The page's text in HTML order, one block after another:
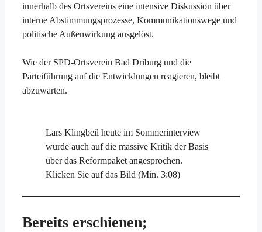
innerhalb des Ortsvereins eine intensive Diskussion über
interne Abstimmungsprozesse, Kommunikationswege und
politische Außenwirkung ausgelöst.
Wie der SPD-Ortsverein Bad Driburg und die
Parteiführung auf die Entwicklungen reagieren, bleibt
abzuwarten.
Lars Klingbeil heute im Sommerinterview
wurde auch auf die massive Kritik der Basis
über das Reformpaket angesprochen.
Klicken Sie auf das Bild (Min. 3:08)
Bereits erschienen;